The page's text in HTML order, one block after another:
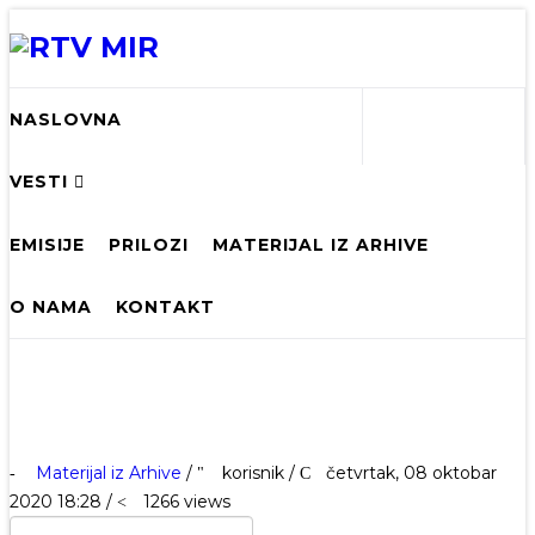
NASLOVNA
VESTI
EMISIJE PRILOZI MATERIJAL IZ ARHIVE
O NAMA KONTAKT
Materijal iz Arhive / korisnik /
četvrtak, 08 oktobar
2020 18:28 /
1266 views